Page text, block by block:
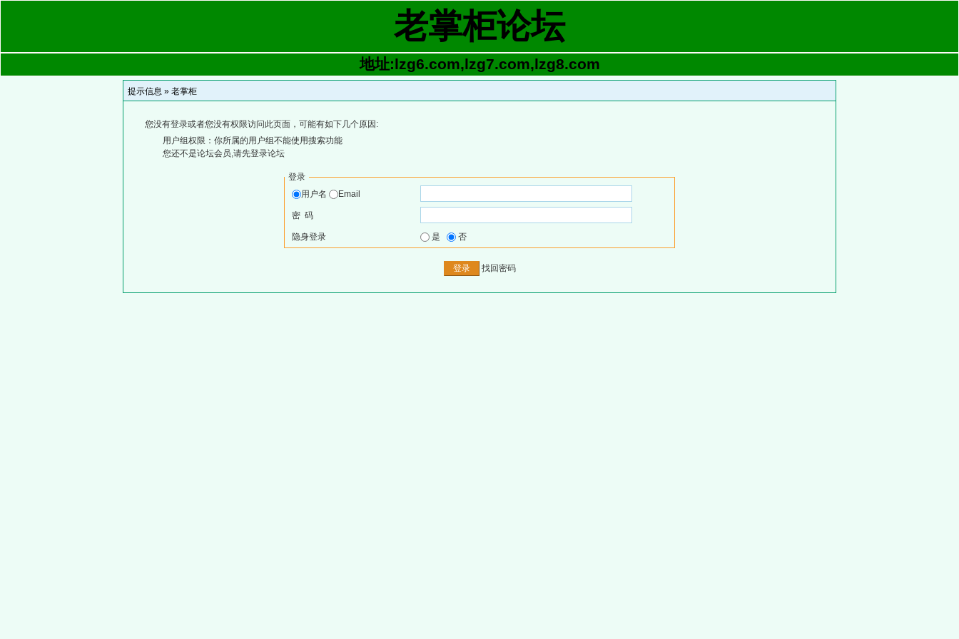
老掌柜论坛
地址:lzg6.com,lzg7.com,lzg8.com
提示信息 » 老掌柜
您没有登录或者您没有权限访问此页面，可能有如下几个原因:
用户组权限：你所属的用户组不能使用搜索功能
您还不是论坛会员,请先登录论坛
登录
用户名
Email
密 码
隐身登录 是 否
找回密码